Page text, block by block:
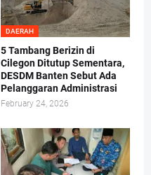
DAERAH
5 Tambang Berizin di
Cilegon Ditutup Sementara,
DESDM Banten Sebut Ada
Pelanggaran Administrasi
February 24, 2026